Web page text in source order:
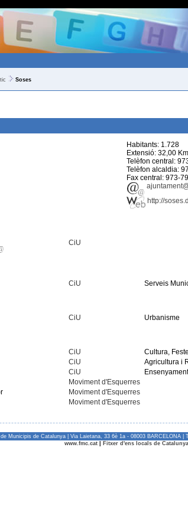
Soses
Habitants: 1.728
Extensió: 32,00
Telèfon central:
Telèfon alcaldia:
Fax central: 973-
http://
CiU
CiU Serveis
CiU Urbanisme
CiU
Cultura,
CiU
Agricultura i
CiU
Moviment d'Esquerres
Moviment d'Esquerres
Moviment d'Esquerres
de Municipis de Catalunya | Via Laietana, 33 6è 1a - 08003 BARCELONA |
www.fmc.cat
Fitxer d'ens locals de Catalunya